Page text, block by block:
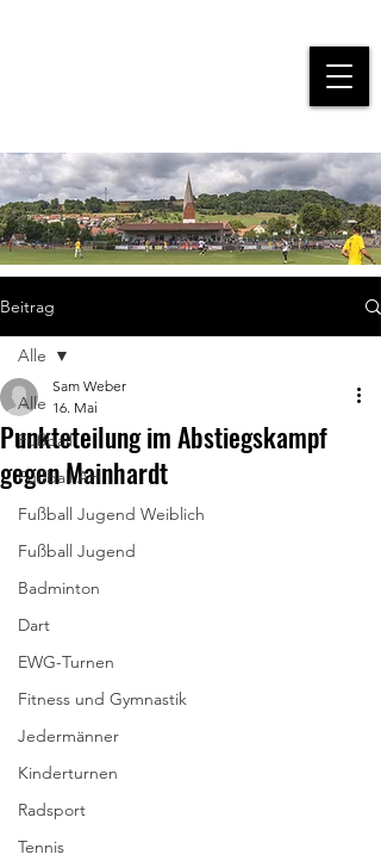
Beitrag
Alle
Fußball
Fußball AH
Fußball Jugend Weiblich
Fußball Jugend
Badminton
Dart
EWG-Turnen
Fitness und Gymnastik
Jedermänner
Kinderturnen
Radsport
Tennis
Alle
Punkteteilung im Abstiegskampf
gegen Mainhardt
Sam Weber
16. Mai